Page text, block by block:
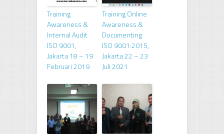
Training
Awareness &
Internal Audit
ISO 9001,
Jakarta 18 – 19
Februari 2019
Training Online
Awareness &
Documenting
ISO 9001:2015,
Jakarta 22 – 23
Juli 2021